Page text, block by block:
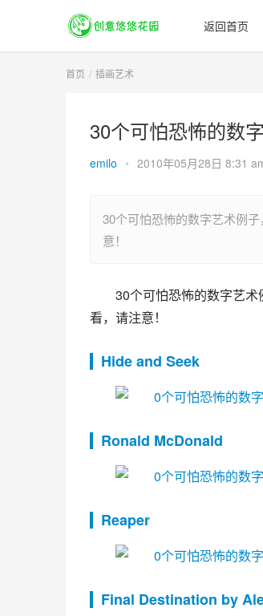
返回首页
首页 插画艺术
30个可怕恐怖的数
emilo • 2010年05月28日 8:31
30个可怕恐怖的数字艺术例
意！
30个可怕恐怖的数字艺
看，请注意！
Hide and Seek
Ronald McDonald
Reaper
Final Destination by